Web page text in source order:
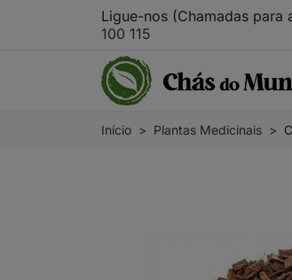
Ligue-nos (Chamadas para
100 115
Início Plantas Medicinais